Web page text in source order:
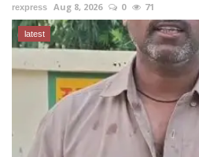
rexpress Aug 8, 2026 0 71
latest